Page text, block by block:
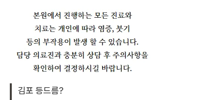
김포 등드름?